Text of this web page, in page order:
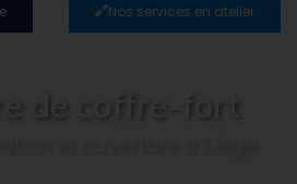
Nos services en atelier
de coffre-fort